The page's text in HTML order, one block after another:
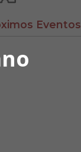
Eventos